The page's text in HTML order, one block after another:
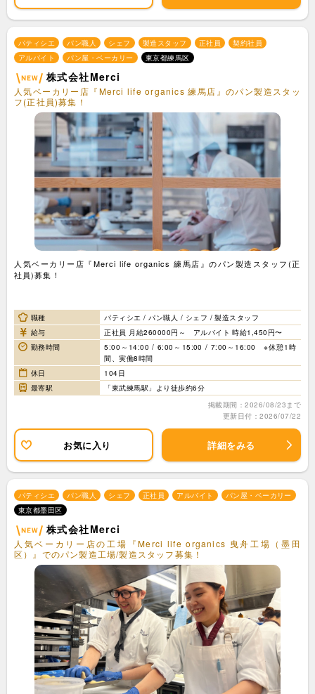
パティシエ パン職人 シェフ 製造スタッフ 正社員
契約社員
アルバイト
パン屋・ベーカリー 東京都練馬区
株式会社Merci
人気ベーカリー店『Merci life organics 練馬店』のパン製造スタッ
フ(正社員)募集！
人気ベーカリー店『Merci life organics 練馬店』のパン製造スタッフ(正
社員)募集！
職種
パティシエ / パン職人 / シェフ / 製造スタッフ
給与
正社員 月給260000円～ アルバイト 時給1,450円〜
勤務時間
5:00～14:00 / 6:00～15:00 / 7:00～16:00 ※休憩1時
間、実働8時間
休日
104日
最寄駅
「東武練馬駅」より徒歩約6分
掲載期間：2026/08/23まで
更新日付：2026/07/22
お気に入り 詳細をみる
パティシエ パン職人 シェフ 正社員 アルバイト
パン屋・ベーカリー
東京都墨田区
株式会社Merci
人気ベーカリー店の工場『Merci life organics 曳舟工場（墨田
区）』でのパン製造工場/製造スタッフ募集！